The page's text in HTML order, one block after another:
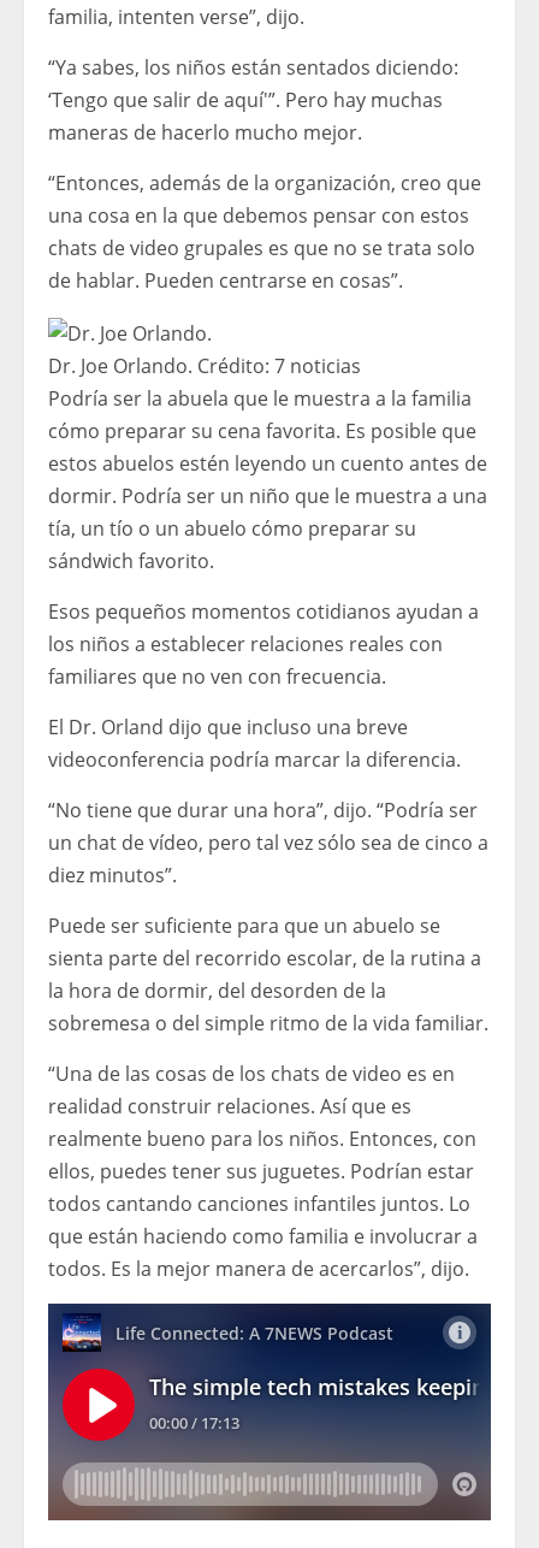
familia, intenten verse”, dijo.
“Ya sabes, los niños están sentados diciendo:
‘Tengo que salir de aquí'”. Pero hay muchas
maneras de hacerlo mucho mejor.
“Entonces, además de la organización, creo que
una cosa en la que debemos pensar con estos
chats de video grupales es que no se trata solo
de hablar. Pueden centrarse en cosas”.
Dr. Joe Orlando. Crédito: 7 noticias
Podría ser la abuela que le muestra a la familia
cómo preparar su cena favorita. Es posible que
estos abuelos estén leyendo un cuento antes de
dormir. Podría ser un niño que le muestra a una
tía, un tío o un abuelo cómo preparar su
sándwich favorito.
Esos pequeños momentos cotidianos ayudan a
los niños a establecer relaciones reales con
familiares que no ven con frecuencia.
El Dr. Orland dijo que incluso una breve
videoconferencia podría marcar la diferencia.
“No tiene que durar una hora”, dijo. “Podría ser
un chat de vídeo, pero tal vez sólo sea de cinco a
diez minutos”.
Puede ser suficiente para que un abuelo se
sienta parte del recorrido escolar, de la rutina a
la hora de dormir, del desorden de la
sobremesa o del simple ritmo de la vida familiar.
“Una de las cosas de los chats de video es en
realidad construir relaciones. Así que es
realmente bueno para los niños. Entonces, con
ellos, puedes tener sus juguetes. Podrían estar
todos cantando canciones infantiles juntos. Lo
que están haciendo como familia e involucrar a
todos. Es la mejor manera de acercarlos”, dijo.